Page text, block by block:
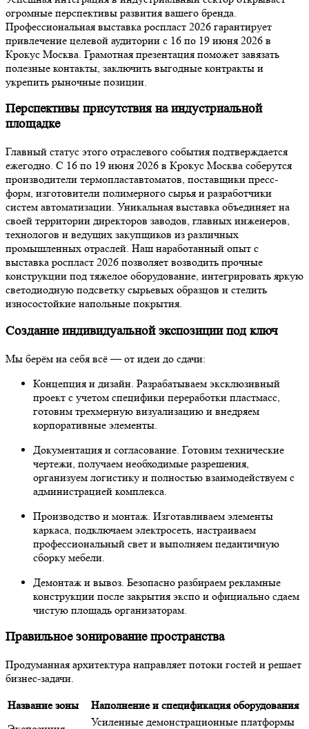
огромные перспективы развития вашего бренда.
Профессиональная выставка роспласт 2026 гарантирует
привлечение целевой аудитории с 16 по 19 июня 2026 в
Крокус Москва. Грамотная презентация поможет завязать
полезные контакты, заключить выгодные контракты и
укрепить рыночные позиции.
Перспективы присутствия на индустриальной
площадке
Главный статус этого отраслевого события подтверждается
ежегодно. С 16 по 19 июня 2026 в Крокус Москва соберутся
производители термопластавтоматов, поставщики пресс-
форм, изготовители полимерного сырья и разработчики
систем автоматизации. Уникальная выставка объединяет на
своей территории директоров заводов, главных инженеров,
технологов и ведущих закупщиков из различных
промышленных отраслей. Наш наработанный опыт с
выставка роспласт 2026 позволяет возводить прочные
конструкции под тяжелое оборудование, интегрировать яркую
светодиодную подсветку сырьевых образцов и стелить
износостойкие напольные покрытия.
Создание индивидуальной экспозиции под ключ
Мы берём на себя всё — от идеи до сдачи:
Концепция и дизайн. Разрабатываем эксклюзивный
проект с учетом специфики переработки пластмасс,
готовим трехмерную визуализацию и внедряем
корпоративные элементы.
Документация и согласование. Готовим технические
чертежи, получаем необходимые разрешения,
организуем логистику и полностью взаимодействуем с
администрацией комплекса.
Производство и монтаж. Изготавливаем элементы
каркаса, подключаем электросеть, настраиваем
профессиональный свет и выполняем педантичную
сборку мебели.
Демонтаж и вывоз. Безопасно разбираем рекламные
конструкции после закрытия экспо и официально сдаем
чистую площадь организаторам.
Правильное зонирование пространства
Продуманная архитектура направляет потоки гостей и решает
бизнес-задачи.
Название зоны
Наполнение и спецификация оборудования
Усиленные демонстрационные платформы